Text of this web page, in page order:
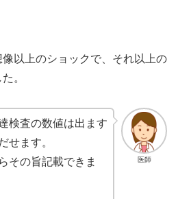
以上のショックで、それ以上の
。
医師
検査の数値は出ます
せます。
その旨記載できま